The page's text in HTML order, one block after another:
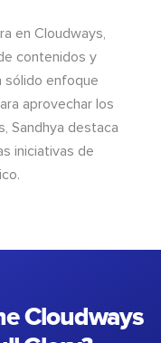
en Cloudways,
contenidos y
sólido enfoque
aprovechar los
Sandhya destaca
iniciativas de
Cloudways